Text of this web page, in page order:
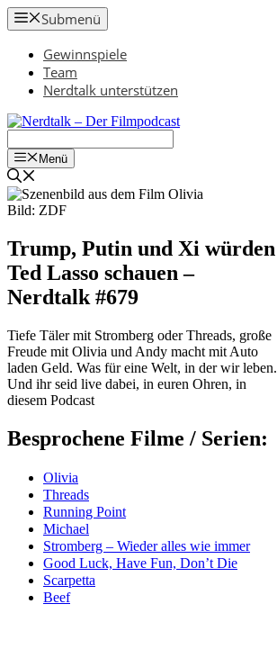
Zum
Inhalt
springen
Submenü
Gewinnspiele
Team
Nerdtalk unterstützen
Menü
Bild: ZDF
Trump, Putin und Xi würden
Ted Lasso schauen –
Nerdtalk #679
Tiefe Täler mit Stromberg oder Threads, große
Freude mit Olivia und Andy macht mit Auto
laden Geld. Was für eine Welt, in der wir leben.
Und ihr seid live dabei, in euren Ohren, in
diesem Podcast
Besprochene Filme / Serien:
Olivia
Threads
Running Point
Michael
Stromberg – Wieder alles wie immer
Good Luck, Have Fun, Don’t Die
Scarpetta
Beef